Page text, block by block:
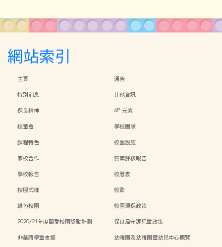
網站索引
主頁
通告
特別消息
其他資訊
保良精神
6P 元素
校董會
學校團隊
課程特色
校園設施
家校合作
質素評核報告
學校報告
校曆表
校服式樣
校歌
綠色校園
校園環保政策
2020/21年度關愛校園獎勵計劃
保良局守護兒童政策
非華語學童支援
幼稚園及幼稚園暨幼兒中心概覽